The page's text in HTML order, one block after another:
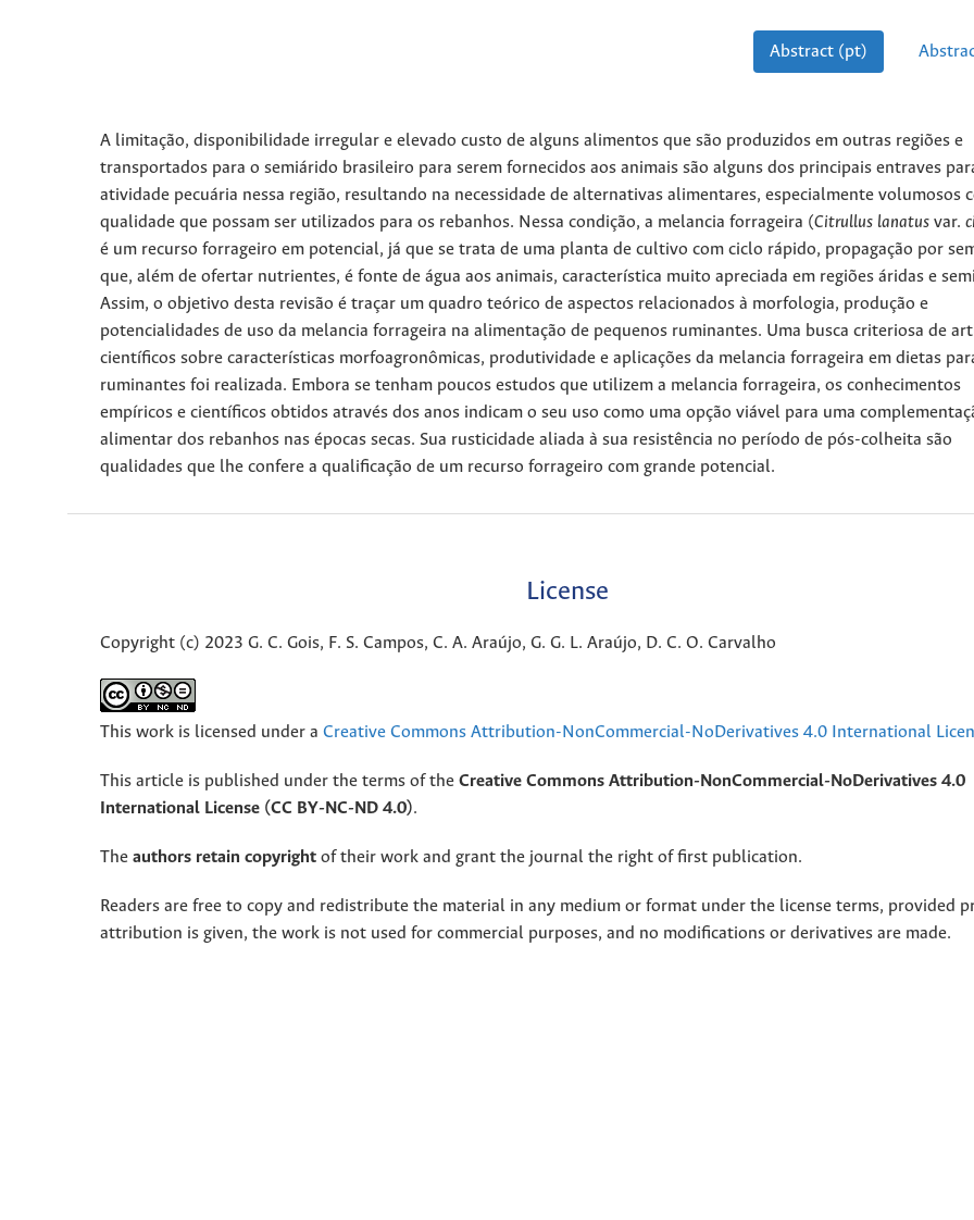
Abstract (pt)
A limitação, disponibilidade irregular e elevado custo de alguns alimentos que são produzidos em outras regiões e
transportados para o semiárido brasileiro para serem fornecidos aos animais são alguns dos principais entraves
atividade pecuária nessa região, resultando na necessidade de alternativas alimentares, especialmente volumosos
qualidade que possam ser utilizados para os rebanhos. Nessa condição, a melancia forrageira (Citrullus lanatus var.
é um recurso forrageiro em potencial, já que se trata de uma planta de cultivo com ciclo rápido, propagação por
que, além de ofertar nutrientes, é fonte de água aos animais, característica muito apreciada em regiões áridas e
Assim, o objetivo desta revisão é traçar um quadro teórico de aspectos relacionados à morfologia, produção e
potencialidades de uso da melancia forrageira na alimentação de pequenos ruminantes. Uma busca criteriosa de
científicos sobre características morfoagronômicas, produtividade e aplicações da melancia forrageira em dietas
ruminantes foi realizada. Embora se tenham poucos estudos que utilizem a melancia forrageira, os conhecimentos
empíricos e científicos obtidos através dos anos indicam o seu uso como uma opção viável para uma
alimentar dos rebanhos nas épocas secas. Sua rusticidade aliada à sua resistência no período de pós-colheita são
qualidades que lhe confere a qualificação de um recurso forrageiro com grande potencial.
License
Copyright (c) 2023 G. C. Gois, F. S. Campos, C. A. Araújo, G. G. L. Araújo, D. C. O. Carvalho
This work is licensed under a Creative Commons Attribution-NonCommercial-NoDerivatives 4.0 International
This article is published under the terms of the Creative Commons Attribution-NonCommercial-NoDerivatives 4.0
International License (CC BY-NC-ND 4.0).
The authors retain copyright of their work and grant the journal the right of first publication.
Readers are free to copy and redistribute the material in any medium or format under the license terms, provided
attribution is given, the work is not used for commercial purposes, and no modifications or derivatives are made.